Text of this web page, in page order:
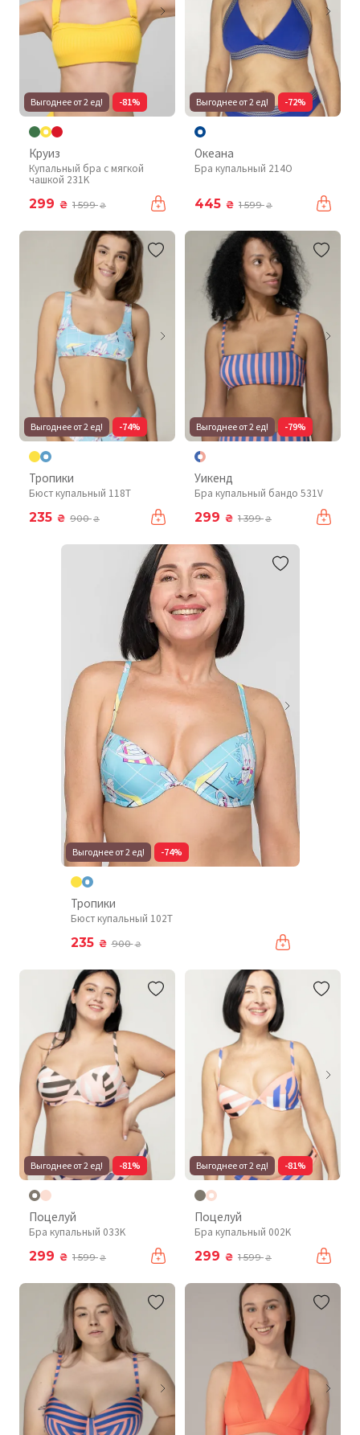
Выгоднее от 2 ед! -81%
Круиз
Купальный бра с мягкой
чашкой 231K
299 ₴ 1 599₴
Выгоднее от 2 ед! -72%
Океана
Бра купальный 214O
445 ₴ 1 599₴
Выгоднее от 2 ед! -74%
Тропики
Бюст купальный 118T
235 ₴ 900₴
Выгоднее от 2 ед! -79%
Уикенд
Бра купальный бандо 531V
299 ₴ 1 399₴
Выгоднее от 2 ед! -74%
Тропики
Бюст купальный 102T
235 ₴ 900₴
Выгоднее от 2 ед! -81%
Поцелуй
Бра купальный 033K
299 ₴ 1 599₴
Выгоднее от 2 ед! -81%
Поцелуй
Бра купальный 002K
299 ₴ 1 599₴